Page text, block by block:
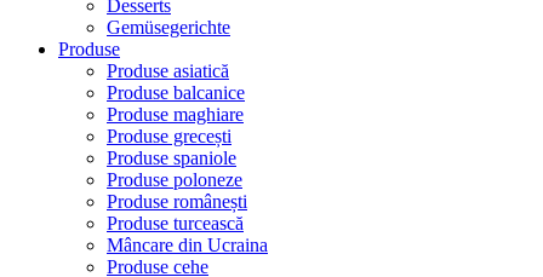
Desserts
Gemüsegerichte
Produse
Produse asiatică
Produse balcanice
Produse maghiare
Produse grecești
Produse spaniole
Produse poloneze
Produse românești
Produse turcească
Mâncare din Ucraina
Produse cehe